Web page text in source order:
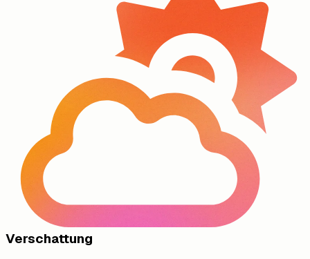
Verschattung